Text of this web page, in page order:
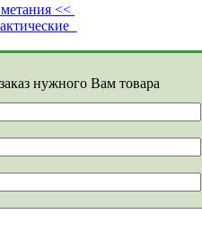
<<
нужного Вам товара